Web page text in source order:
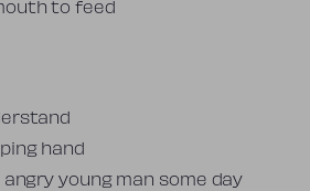
to feed
hand
angry young man some day